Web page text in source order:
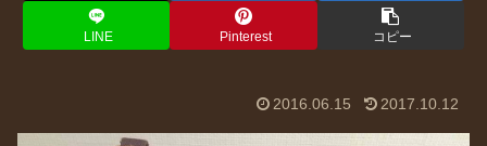
LINE Pinterest コピー
2016.06.15 2017.10.12